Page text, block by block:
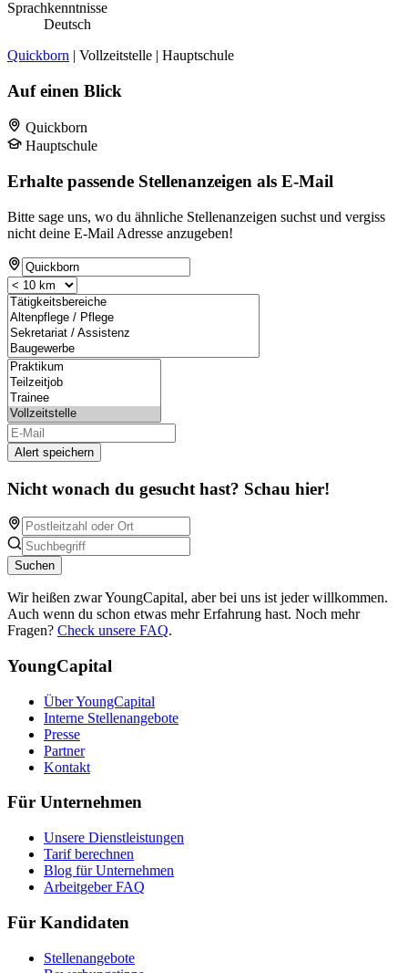
Sprachkenntnisse
Deutsch
Quickborn | Vollzeitstelle | Hauptschule
Auf einen Blick
Quickborn
Hauptschule
Erhalte passende Stellenanzeigen als E-Mail
Bitte sage uns, wo du ähnliche Stellenanzeigen suchst und vergiss
nicht deine E-Mail Adresse anzugeben!
Alert speichern
Nicht wonach du gesucht hast? Schau hier!
Suchen
Wir heißen zwar YoungCapital, aber bei uns ist jeder willkommen.
Auch wenn du schon etwas mehr Erfahrung hast. Noch mehr
Fragen? Check unsere FAQ.
YoungCapital
Über YoungCapital
Interne Stellenangebote
Presse
Partner
Kontakt
Für Unternehmen
Unsere Dienstleistungen
Tarif berechnen
Blog für Unternehmen
Arbeitgeber FAQ
Für Kandidaten
Stellenangebote